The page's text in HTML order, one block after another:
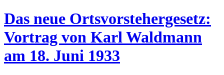
Das neue Ortsvorstehergesetz:
Vortrag von Karl Waldmann
am 18. Juni 1933